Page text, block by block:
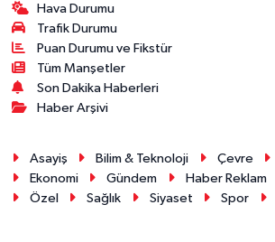
Hava Durumu
Trafik Durumu
Puan Durumu ve Fikstür
Tüm Manşetler
Son Dakika Haberleri
Haber Arşivi
Asayiş Bilim & Teknoloji Çevre
Ekonomi
Gündem Haber Reklam
Özel
Sağlık Siyaset Spor